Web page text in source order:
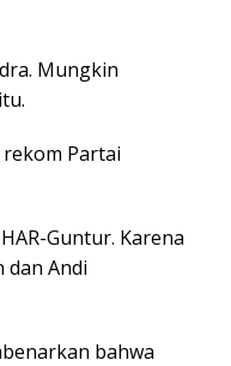
Mungkin
Partai
Guntur. Karena
dan Andi
bahwa